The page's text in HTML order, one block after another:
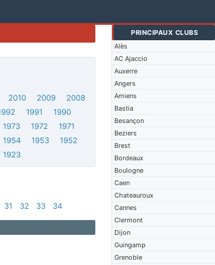
PRINCIPAUX CLUBS
Alès
AC Ajaccio
Auxerre
Angers
Amiens
Bastia
Besançon
Beziers
Brest
Bordeaux
Boulogne
Caen
Chateauroux
Cannes
Clermont
Dijon
Guingamp
Grenoble
2010 2009
2008
1991
1990
1973 1972
1971
1954 1953
1952
1923
31 32 33 34